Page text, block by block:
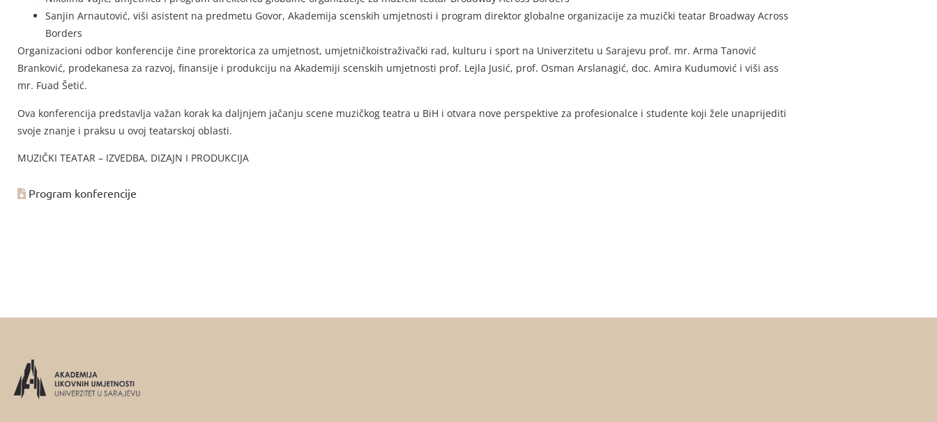
Sanjin Arnautović, viši asistent na predmetu Govor, Akademija scenskih umjetnosti i program direktor globalne organizacije za muzički teatar Broadway Across
Borders
Organizacioni odbor konferencije čine prorektorica za umjetnost, umjetničkoistraživački rad, kulturu i sport na Univerzitetu u Sarajevu prof. mr. Arma Tanović
Branković, prodekanesa za razvoj, finansije i produkciju na Akademiji scenskih umjetnosti prof. Lejla Jusić, prof. Osman Arslanagić, doc. Amira Kudumović i viši ass
mr. Fuad Šetić.
Ova konferencija predstavlja važan korak ka daljnjem jačanju scene muzičkog teatra u BiH i otvara nove perspektive za profesionalce i studente koji žele unaprijediti
svoje znanje i praksu u ovoj teatarskoj oblasti.
MUZIČKI TEATAR – IZVEDBA, DIZAJN I PRODUKCIJA
Program konferencije